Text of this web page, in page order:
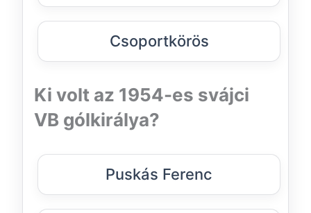
Csoportkörös
Ki volt az 1954-es svájci
VB gólkirálya?
Puskás Ferenc